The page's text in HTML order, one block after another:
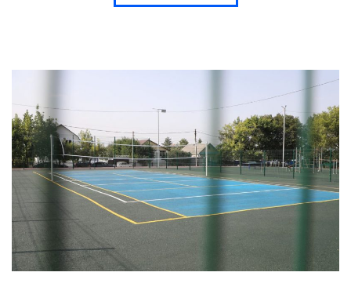
Володин: 31 августа
РАБОТЫ БУДУТ
ЗАВЕРШЕНЫ
5 дней назад
Вячеслав Володин посетил высшее
артиллерийское командное училище в
Саратове. В настоящее время на
завершающий этап вышла